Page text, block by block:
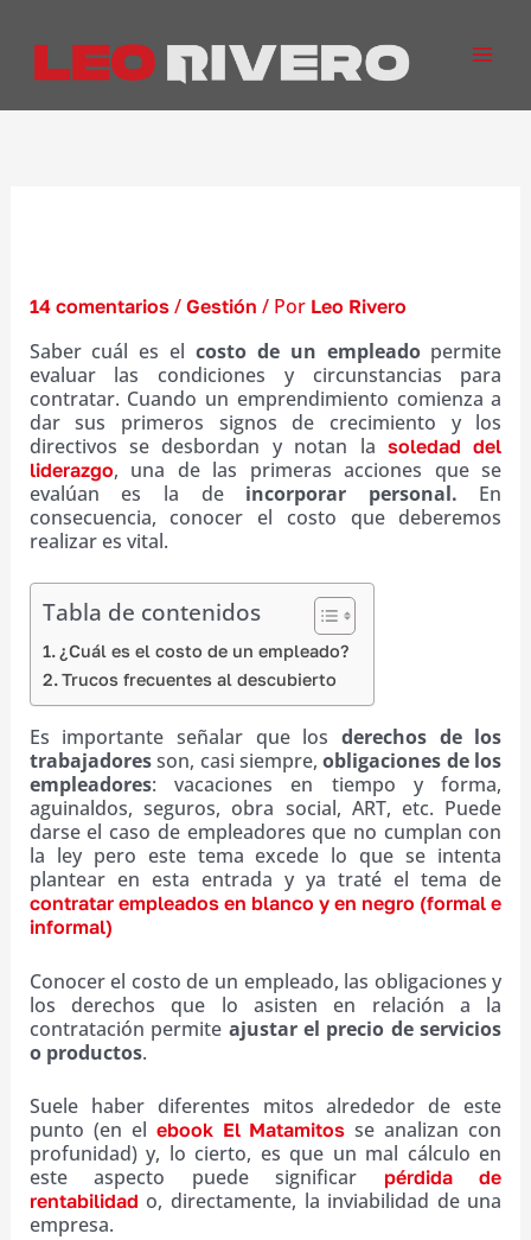
contenido
14 comentarios / Gestión / Por Leo Rivero
Saber cuál es el costo de un empleado permite
evaluar las condiciones y circunstancias para
contratar. Cuando un emprendimiento comienza a
dar sus primeros signos de crecimiento y los
directivos se desbordan y notan la soledad del
liderazgo, una de las primeras acciones que se
evalúan es la deincorporar personal. En
consecuencia, conocer el costo que deberemos
realizar es vital.
Tabla de contenidos
¿Cuál es el costo de un empleado?
Trucos frecuentes al descubierto
Es importante señalar que losderechos de los
trabajadoresson, casi siempre,obligaciones de los
empleadores: vacaciones en tiempo y forma,
aguinaldos, seguros, obra social, ART, etc. Puede
darse el caso de empleadores que no cumplan con
la ley pero este tema excede lo que se intenta
plantear en esta entrada y ya traté el tema de
contratar empleados en blanco y en negro (formal e
informal)
Conocer el costo de un empleado, las obligaciones y
los derechos que lo asisten en relación a la
contratación permite ajustar el precio de servicios
o productos.
Suele haber diferentes mitos alrededor de este
punto (en el ebook El Matamitos se analizan con
profunidad) y, lo cierto, es que un mal cálculo en
este aspecto puede significar
pérdida de
rentabilidad o, directamente, la inviabilidad de una
empresa.